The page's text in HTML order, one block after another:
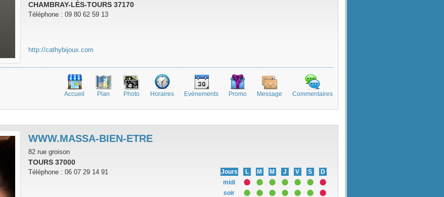
CHAMBRAY-LÈS-TOURS 37170
Téléphone : 09 80 62 59 13
http://cathybijoux.com
Accueil
Plan Photo Horaires Evénements Promo Message Commentaires
WWW.MASSA-BIEN-ETRE
82 rue groison
TOURS 37000
Téléphone : 06 07 29 14 91 Jours L M M J V S
D
midi
soir